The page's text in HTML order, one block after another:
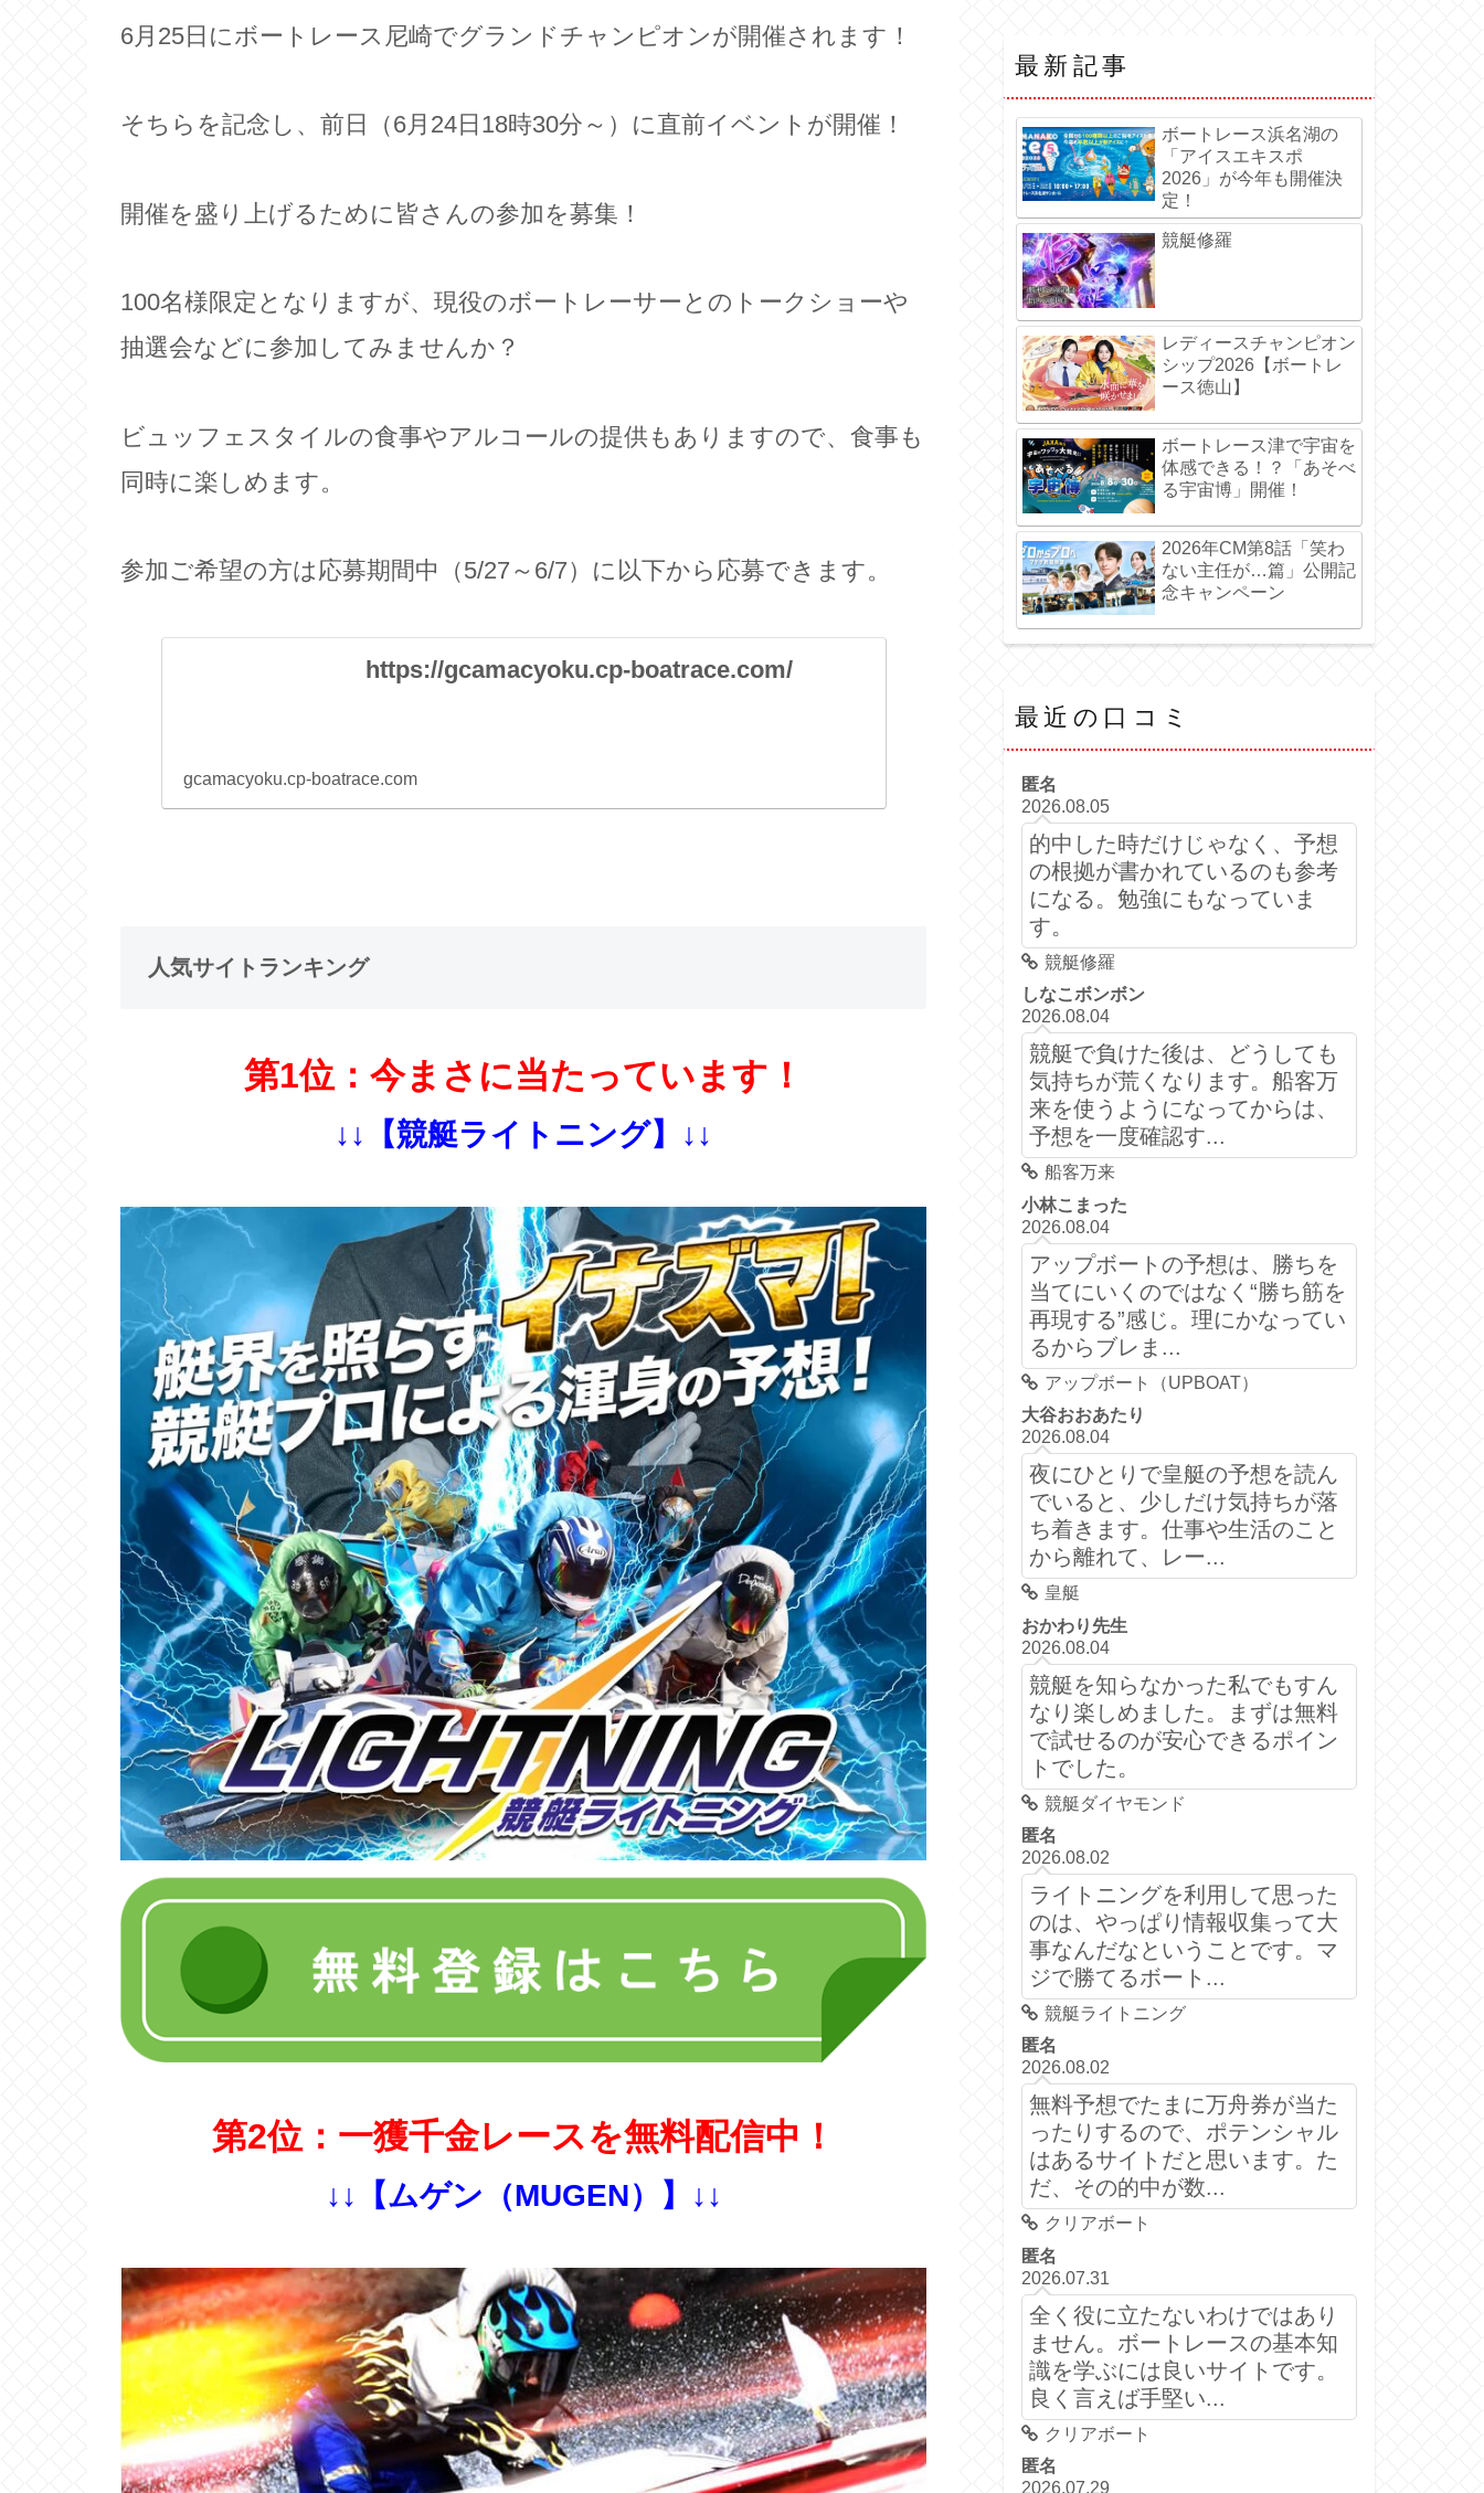
6月25日にボートレース尼崎でグランドチャンピオンが開催されます！
そちらを記念し、前日（6月24日18時30分～）に直前イベントが開催！
開催を盛り上げるために皆さんの参加を募集！
100名様限定となりますが、現役のボートレーサーとのトークショーや
抽選会などに参加してみませんか？
ビュッフェスタイルの食事やアルコールの提供もありますので、食事も
同時に楽しめます。
参加ご希望の方は応募期間中（5/27～6/7）に以下から応募できます。
https://gcamacyoku.cp-boatrace.com/
gcamacyoku.cp-boatrace.com
人気サイトランキング
第1位：今まさに当たっています！
↓↓【競艇ライトニング】↓↓
第2位：一獲千金レースを無料配信中！
↓↓【ムゲン（MUGEN）】↓↓
最新記事
ボートレース浜名湖の
「アイスエキスポ
2026」が今年も開催決
定！
競艇修羅
レディースチャンピオン
シップ2026【ボートレ
ース徳山】
ボートレース津で宇宙を
体感できる！？「あそべ
る宇宙博」開催！
2026年CM第8話「笑わ
ない主任が…篇」公開記
念キャンペーン
最近の口コミ
匿名
2026.08.05
的中した時だけじゃなく、予想
の根拠が書かれているのも参考
になる。勉強にもなっていま
す。
競艇修羅
しなこボンボン
2026.08.04
競艇で負けた後は、どうしても
気持ちが荒くなります。船客万
来を使うようになってからは、
予想を一度確認す...
船客万来
小林こまった
2026.08.04
アップボートの予想は、勝ちを
当てにいくのではなく“勝ち筋を
再現する”感じ。理にかなってい
るからブレま...
アップボート（UPBOAT）
大谷おおあたり
2026.08.04
夜にひとりで皇艇の予想を読ん
でいると、少しだけ気持ちが落
ち着きます。仕事や生活のこと
から離れて、レー...
皇艇
おかわり先生
2026.08.04
競艇を知らなかった私でもすん
なり楽しめました。まずは無料
で試せるのが安心できるポイン
トでした。
競艇ダイヤモンド
匿名
2026.08.02
ライトニングを利用して思った
のは、やっぱり情報収集って大
事なんだなということです。マ
ジで勝てるボート...
競艇ライトニング
匿名
2026.08.02
無料予想でたまに万舟券が当た
ったりするので、ポテンシャル
はあるサイトだと思います。た
だ、その的中が数...
クリアボート
匿名
2026.07.31
全く役に立たないわけではあり
ません。ボートレースの基本知
識を学ぶには良いサイトです。
良く言えば手堅い...
クリアボート
匿名
2026.07.29